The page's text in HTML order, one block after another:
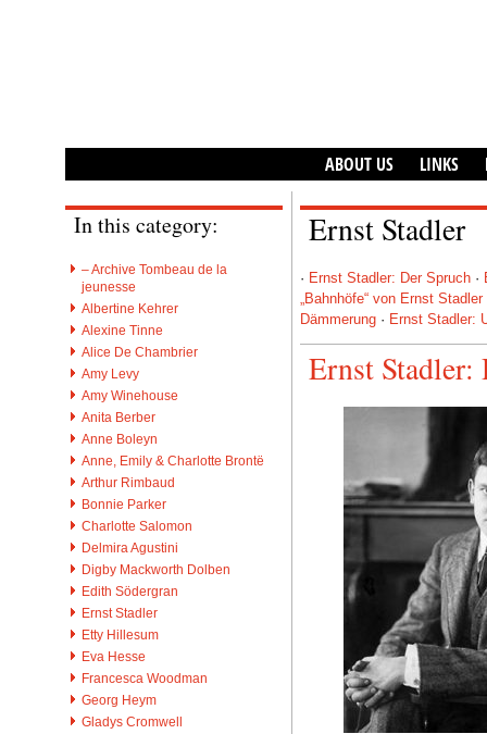
ABOUT US LINKS
In this category:
– Archive Tombeau de la
jeunesse
Albertine Kehrer
Alexine Tinne
Alice De Chambrier
Amy Levy
Amy Winehouse
Anita Berber
Anne Boleyn
Anne, Emily & Charlotte Brontë
Arthur Rimbaud
Bonnie Parker
Charlotte Salomon
Delmira Agustini
Digby Mackworth Dolben
Edith Södergran
Ernst Stadler
Etty Hillesum
Eva Hesse
Francesca Woodman
Georg Heym
Gladys Cromwell
Ernst Stadler
· Ernst Stadler: Der Spruch ·
„Bahnhöfe“ von Ernst Stadler
Dämmerung · Ernst Stadler:
Ernst Stadler: